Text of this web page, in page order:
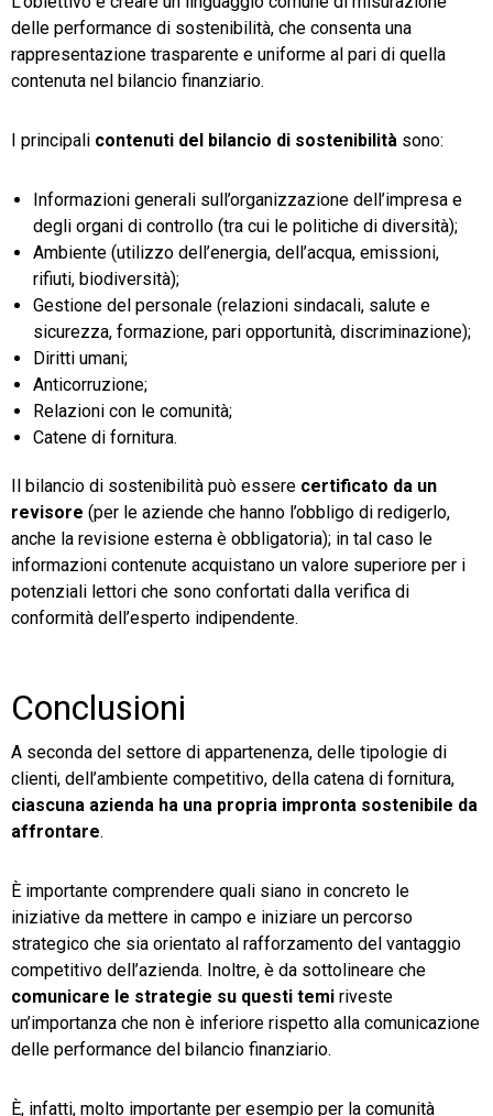
delle performance di sostenibilità, che consenta una
rappresentazione trasparente e uniforme al pari di quella
contenuta nel bilancio finanziario.
I principali contenuti del bilancio di sostenibilità sono:
Informazioni generali sull’organizzazione dell’impresa e
degli organi di controllo (tra cui le politiche di diversità);
Ambiente (utilizzo dell’energia, dell’acqua, emissioni,
rifiuti, biodiversità);
Gestione del personale (relazioni sindacali, salute e
sicurezza, formazione, pari opportunità, discriminazione);
Diritti umani;
Anticorruzione;
Relazioni con le comunità;
Catene di fornitura.
Il bilancio di sostenibilità può essere certificato da un
revisore (per le aziende che hanno l’obbligo di redigerlo,
anche la revisione esterna è obbligatoria); in tal caso le
informazioni contenute acquistano un valore superiore per i
potenziali lettori che sono confortati dalla verifica di
conformità dell’esperto indipendente.
Conclusioni
A seconda del settore di appartenenza, delle tipologie di
clienti, dell’ambiente competitivo, della catena di fornitura,
ciascuna azienda ha una propria impronta sostenibile da
affrontare.
È importante comprendere quali siano in concreto le
iniziative da mettere in campo e iniziare un percorso
strategico che sia orientato al rafforzamento del vantaggio
competitivo dell’azienda. Inoltre, è da sottolineare che
comunicare le strategie su questi temi riveste
un’importanza che non è inferiore rispetto alla comunicazione
delle performance del bilancio finanziario.
È, infatti, molto importante per esempio per la comunità